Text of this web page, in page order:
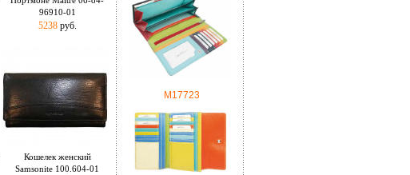
96910-01
5238руб.
Кошелек женский
Samsonite 100.604-01
M17723